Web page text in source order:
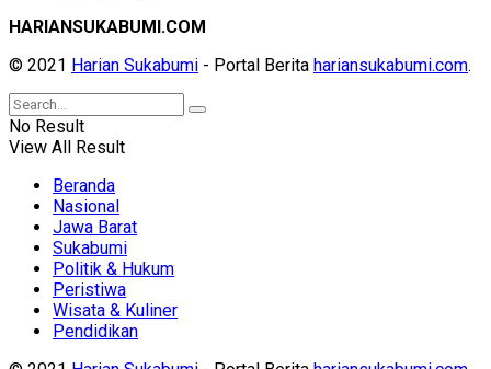
HARIANSUKABUMI.COM
© 2021 Harian Sukabumi - Portal Berita hariansukabumi.com.
No Result
View All Result
Beranda
Nasional
Jawa Barat
Sukabumi
Politik & Hukum
Peristiwa
Wisata & Kuliner
Pendidikan